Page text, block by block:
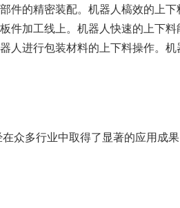
的精密装配。机器人槁效的上
加工线上。机器人快速的上下
人进行包装材料的上下料操作。
众多行业中取得了显著的应用成